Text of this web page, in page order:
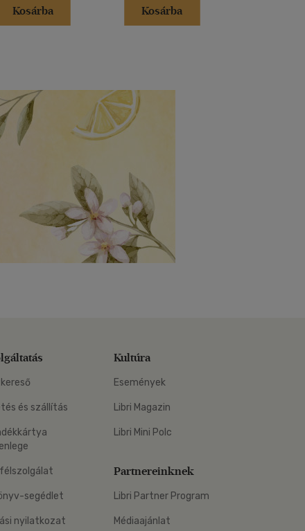
Kosárba
Kosárba
és szállítás
segédlet
nyilatkozat
Kultúra
Események
Libri Magazin
Libri Mini Polc
Partnereinknek
Libri Partner Program
Médiaajánlat